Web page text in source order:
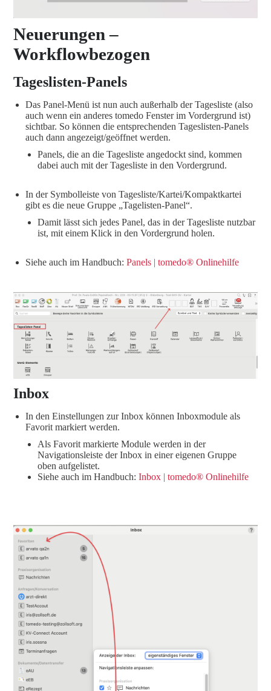
Neuerungen –
Workflowbezogen
Tageslisten-Panels
Das Panel-Menü ist nun auch außerhalb der Tagesliste (also
auch wenn ein anderes tomedo Fenster im Vordergrund ist)
sichtbar. So können die entsprechenden Tageslisten-Panels
auch dann angezeigt/geöffnet werden.
Panels, die an die Tagesliste angedockt sind, kommen
dabei auch mit der Tagesliste in den Vordergrund.
In der Symbolleiste von Tagesliste/Kartei/Kompaktkartei
gibt es die neue Gruppe „Tagelisten-Panel“.
Damit lässt sich jedes Panel, das in der Tagesliste nutzbar
ist, mit einem Klick in den Vordergrund holen.
Siehe auch im Handbuch: Panels | tomedo® Onlinehilfe
Inbox
In den Einstellungen zur Inbox können Inboxmodule als
Favorit markiert werden.
Als Favorit markierte Module werden in der
Navigationsleiste der Inbox in einer eigenen Gruppe
oben aufgelistet.
Siehe auch im Handbuch: Inbox | tomedo® Onlinehilfe